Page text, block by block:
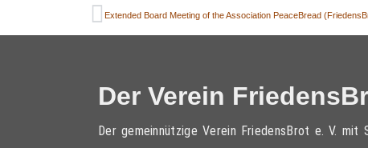
Der Verein
Der gemeinnützige Verein FriedensBrot e. V.